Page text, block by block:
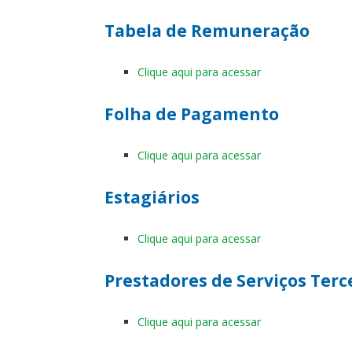
Tabela de Remuneração
Clique aqui para acessar
Folha de Pagamento
Clique aqui para acessar
Estagiários
Clique aqui para acessar
Prestadores de Serviços
Clique aqui para acessar